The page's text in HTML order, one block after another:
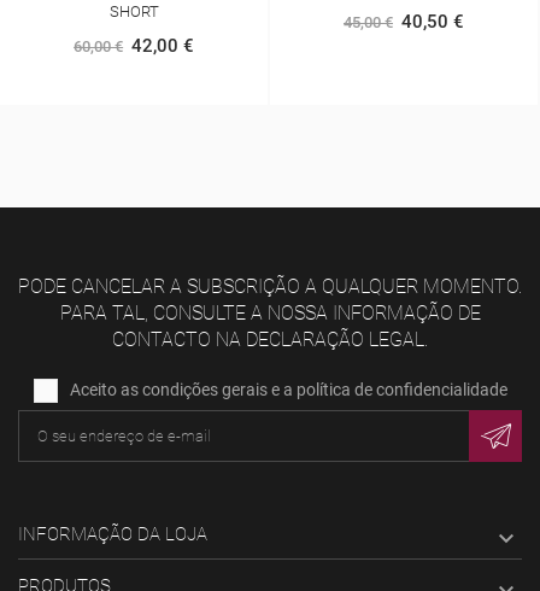
SHORT
60,00 € 42,00 €
45,00 € 40,50 €
PODE CANCELAR A SUBSCRIÇÃO A QUALQUER MOMENTO.
PARA TAL, CONSULTE A NOSSA INFORMAÇÃO DE
CONTACTO NA DECLARAÇÃO LEGAL.
Aceito as condições gerais e a política de confidencialidade
INFORMAÇÃO DA LOJA 
PRODUTOS